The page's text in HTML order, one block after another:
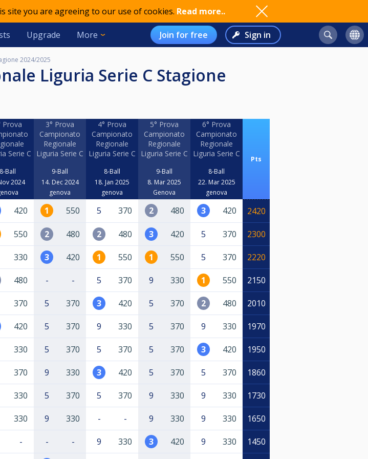
site you are agreeing to our use of cookies. Read more..
Upgrade More Join for free Sign in
2024/2025
Prova
Serie C
8-Ball
2024
3° Prova
Campionato
Regionale
Liguria Serie C
9-Ball
14. Dec 2024
genova
4° Prova
Campionato
Regionale
Liguria Serie C
8-Ball
18. Jan 2025
genova
5° Prova
Campionato
Regionale
Liguria Serie C
9-Ball
8. Mar 2025
Genova
6° Prova
Campionato
Regionale
Liguria Serie C
8-Ball
22. Mar 2025
genova
Pts
420 1 550 5 370 2 480 3 420 2420
550 2 480 2 480 3 420 5 370 2300
330 3 420 1 550 1 550 5 370 2220
480 - - 5 370 9 330 1 550 2150
370 5 370 3 420 5 370 2 480 2010
420 5 370 9 330 5 370 9 330 1970
330 5 370 5 370 5 370 3 420 1950
370 9 330 3 420 5 370 5 370 1860
330 5 370 5 370 9 330 9 330 1730
330 9 330 - - 9 330 9 330 1650
- - - 9 330 3 420 9 330 1450